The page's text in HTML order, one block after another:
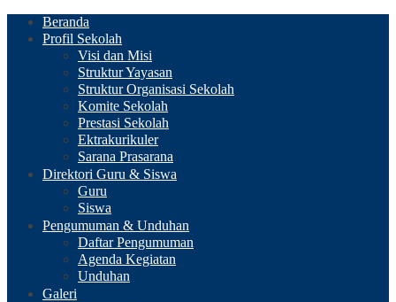
Beranda
Profil Sekolah
Visi dan Misi
Struktur Yayasan
Struktur Organisasi Sekolah
Komite Sekolah
Prestasi Sekolah
Ektrakurikuler
Sarana Prasarana
Direktori Guru & Siswa
Guru
Siswa
Pengumuman & Unduhan
Daftar Pengumuman
Agenda Kegiatan
Unduhan
Galeri